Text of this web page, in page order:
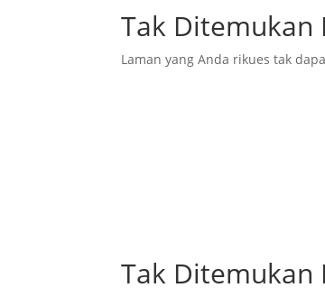
Tak Ditemukan
Laman yang Anda rikues tak
Tak Ditemukan